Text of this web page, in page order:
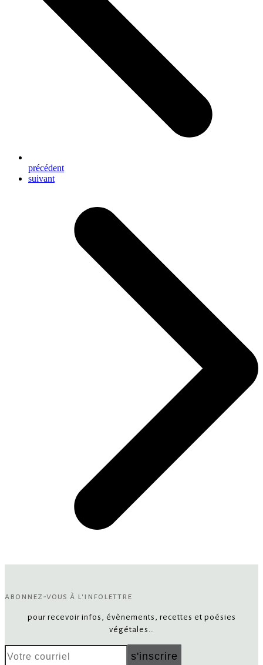
précédent
next
suivant
abonnez-vous à l'infolettre
pour recevoir infos, évènements, recettes et poésies
végétales…
Votre
courriel
s'inscrire